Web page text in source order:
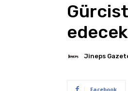
edecek
Jineps
Facebook